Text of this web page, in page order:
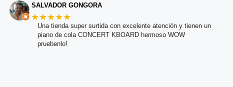
SALVADOR GONGORA
★★★★★
Una tienda super surtida con excelente atención y tienen un
piano de cola CONCERT KBOARD hermoso WOW
pruebenlo!